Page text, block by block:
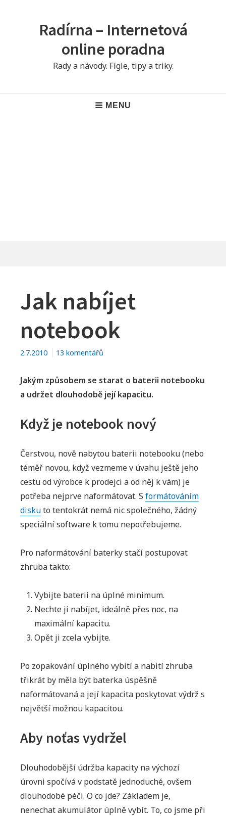
Radírna – Internetová
online poradna
Rady a návody. Fígle, tipy a triky.
MENU
Jak nabíjet
notebook
2.7.2010 13 komentářů
s
názvem
Jak
notebook
Jakým způsobem se starat o baterii notebooku
a udržet dlouhodobě její kapacitu.
Když je notebook nový
Čerstvou, nově nabytou baterii notebooku (nebo
téměř novou, když vezmeme v úvahu ještě jeho
cestu od výrobce k prodejci a od něj k vám) je
potřeba nejprve naformátovat. S formátováním
diskuto tentokrát nemá nic společného, žádný
speciální software k tomu nepotřebujeme.
Pro naformátování baterky stačí postupovat
zhruba takto:
Vybijte baterii na úplné minimum.
Nechte ji nabíjet, ideálně přes noc, na
maximální kapacitu.
Opět ji zcela vybijte.
Po zopakování úplného vybití a nabití zhruba
třikrát by měla být baterka úspěšně
naformátovaná a její kapacita poskytovat výdrž s
největší možnou kapacitou.
Aby noťas vydržel
Dlouhodobější údržba kapacity na výchozí
úrovni spočívá v podstatě jednoduché, ovšem
dlouhodobé péči. O co jde? Základem je,
nenechat akumulátor úplně vybít. To, co jsme při